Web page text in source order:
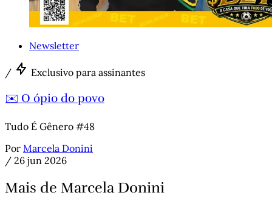
Newsletter
/ Exclusivo para assinantes
✉️ O ópio do povo
Tudo É Gênero #48
Por Marcela Donini
/ 26 jun 2026
Mais de Marcela Donini